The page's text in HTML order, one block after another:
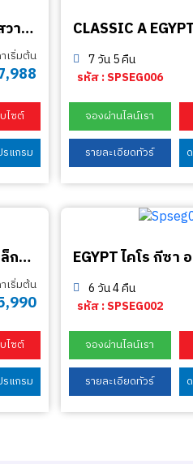
CLASSIC B EGYPT ไคโร อัสวาน อาบูซิมเบล ลุกซอร์
เริ่มต้น
ไซต์
รแกรม
CLASSIC A
7 วัน 5 คืน
รหัส : SPSEG006
จองผ่านไลน์เรา
รายละเอียดทัวร์
EGYPT ไคโร กีซา เมมฟิส อเล็กซานเดรีย 6 วัน 3 คืน
เริ่มต้น
ไซต์
รแกรม
EGYPT ไคโร กีซา
6 วัน 4 คืน
รหัส : SPSEG002
จองผ่านไลน์เรา
รายละเอียดทัวร์